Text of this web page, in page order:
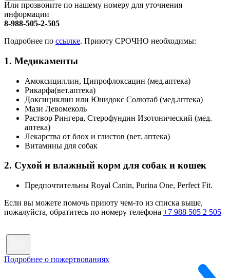
Или прозвоните по нашему номеру для уточнения
информации
8-988-505-2-505
Подробнее по ссылке. Приюту СРОЧНО необходимы:
1. Медикаменты
Амоксициллин, Ципрофлоксацин (мед.аптека)
Рикарфа(вет.аптека)
Доксициклин или Юнидокс Солютаб (мед.аптека)
Мази Левомеколь
Раствор Рингера, Стерофундин Изотонический (мед.
аптека)
Лекарства от блох и глистов (вет. аптека)
Витамины для собак
2. Сухой и влажный корм для собак и кошек
Предпочтительны Royal Canin, Purina One, Perfect Fit.
Если вы можете помочь приюту чем-то из списка выше,
пожалуйста, обратитесь по номеру телефона +7 988 505 2 505
Подробнее о пожертвованиях